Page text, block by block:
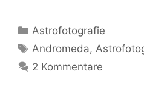
Kategorien
Astrofotografie
Schlagwörter
Andromeda,
2 Kommentare